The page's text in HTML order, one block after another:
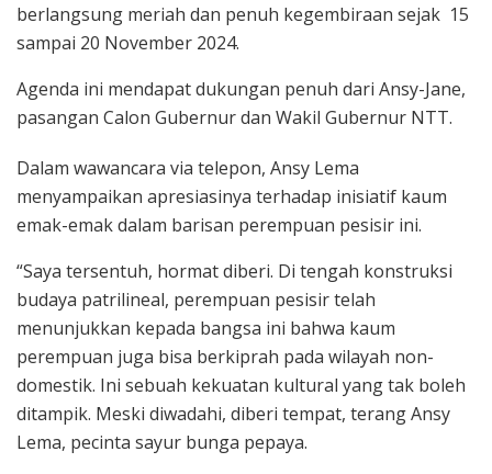
berlangsung meriah dan penuh kegembiraan sejak 15
sampai 20 November 2024.
Agenda ini mendapat dukungan penuh dari Ansy-Jane,
pasangan Calon Gubernur dan Wakil Gubernur NTT.
Dalam wawancara via telepon, Ansy Lema
menyampaikan apresiasinya terhadap inisiatif kaum
emak-emak dalam barisan perempuan pesisir ini.
“Saya tersentuh, hormat diberi. Di tengah konstruksi
budaya patrilineal, perempuan pesisir telah
menunjukkan kepada bangsa ini bahwa kaum
perempuan juga bisa berkiprah pada wilayah non-
domestik. Ini sebuah kekuatan kultural yang tak boleh
ditampik. Meski diwadahi, diberi tempat, terang Ansy
Lema, pecinta sayur bunga pepaya.